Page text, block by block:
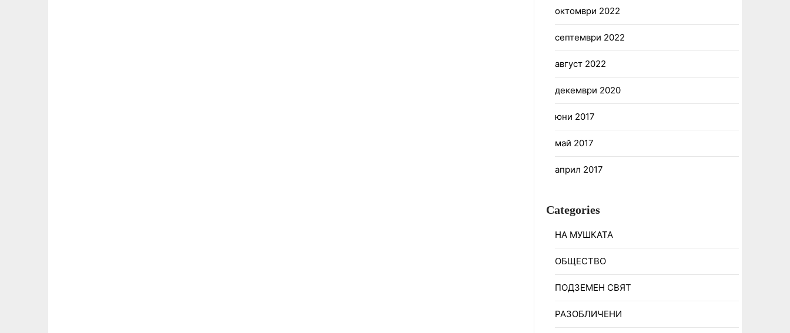
октомври 2022
септември 2022
август 2022
декември 2020
юни 2017
май 2017
април 2017
Categories
НА МУШКАТА
ОБЩЕСТВО
ПОДЗЕМЕН СВЯТ
РАЗОБЛИЧЕНИ